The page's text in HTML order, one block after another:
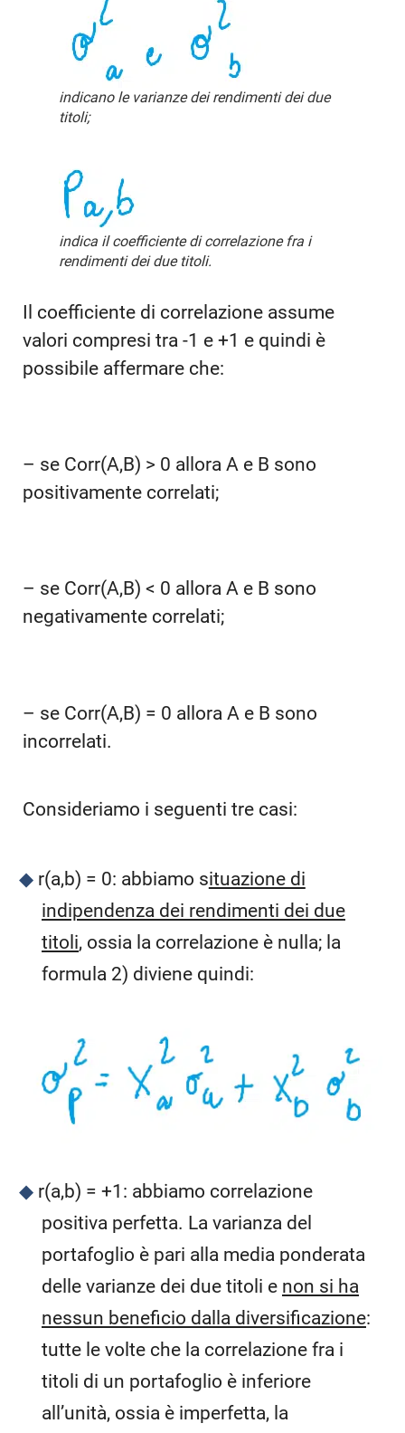
indicano le varianze dei rendimenti dei due
titoli;
indica il coefficiente di correlazione fra i
rendimenti dei due titoli.
Il coefficiente di correlazione assume
valori compresi tra -1 e +1 e quindi è
possibile affermare che:
– se Corr(A,B) > 0 allora A e B sono
positivamente correlati;
– se Corr(A,B) < 0 allora A e B sono
negativamente correlati;
– se Corr(A,B) = 0 allora A e B sono
incorrelati.
Consideriamo i seguenti tre casi:
r(a,b) = 0: abbiamo situazione di
indipendenza dei rendimenti dei due
titoli, ossia la correlazione è nulla; la
formula 2) diviene quindi:
r(a,b) = +1: abbiamo correlazione
positiva perfetta. La varianza del
portafoglio è pari alla media ponderata
delle varianze dei due titoli e non si ha
nessun beneficio dalla diversificazione:
tutte le volte che la correlazione fra i
titoli di un portafoglio è inferiore
all’unità, ossia è imperfetta, la